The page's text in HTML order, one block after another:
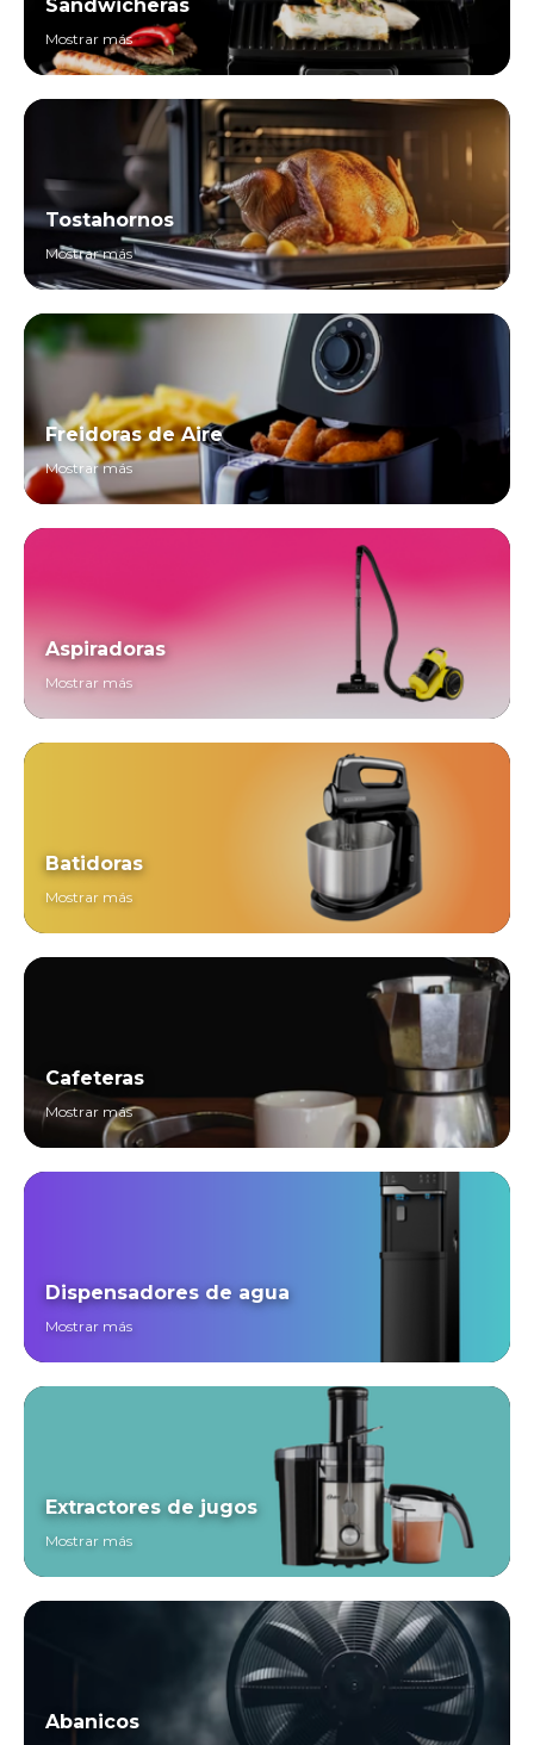
Sandwicheras
Mostrar más
Tostahornos
Mostrar más
Freidoras de Aire
Mostrar más
Aspiradoras
Mostrar más
Batidoras
Mostrar más
Cafeteras
Mostrar más
Dispensadores de agua
Mostrar más
Extractores de jugos
Mostrar más
Abanicos